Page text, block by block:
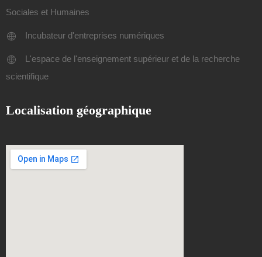
Sociales et Humaines
Incubateur d'entreprises numériques
L'espace de l'enseignement supérieur et de la recherche
scientifique
Localisation géographique